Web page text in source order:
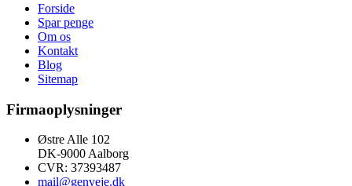
Forside
Spar penge
Om os
Kontakt
Blog
Sitemap
Firmaoplysninger
Østre Alle 102
DK-9000 Aalborg
CVR: 37393487
mail@genveje.dk